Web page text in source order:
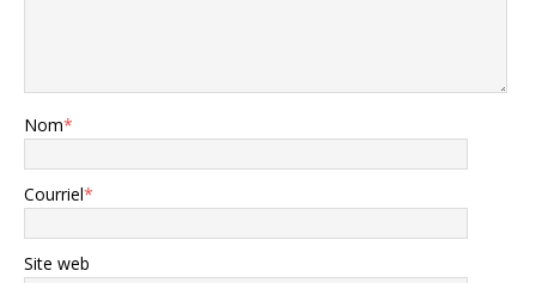
Nom*
Courriel*
Site web